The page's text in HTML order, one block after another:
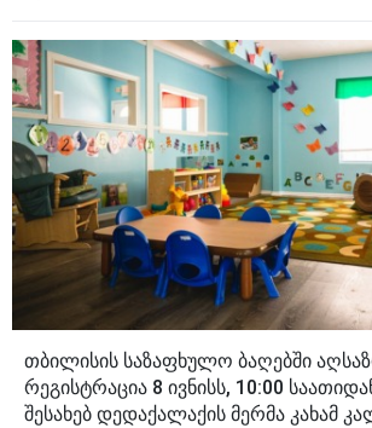
თბილისის საზაფხულო ბაღებში
რეგისტრაცია 8 ივნისს, 10:00
შესახებ დედაქალაქის მერმა კახამ